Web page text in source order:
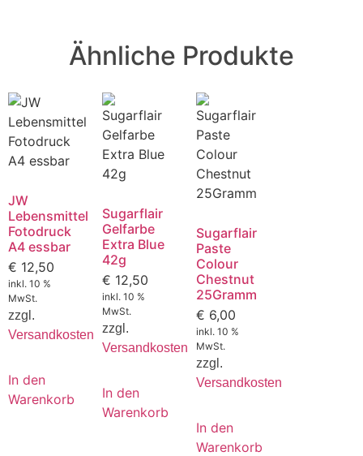
Ähnliche Produkte
JW
Lebensmittel
Fotodruck
A4 essbar
€ 12,50
inkl. 10 %
MwSt.
zzgl.
Versandkosten
In den
Warenkorb
Sugarflair
Gelfarbe
Extra Blue
42g
€ 12,50
inkl. 10 %
MwSt.
zzgl.
Versandkosten
In den
Warenkorb
Sugarflair
Paste
Colour
Chestnut
25Gramm
€ 6,00
inkl. 10 %
MwSt.
zzgl.
Versandkosten
In den
Warenkorb